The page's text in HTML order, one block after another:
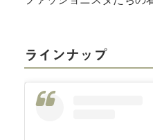
ラインナップ